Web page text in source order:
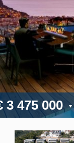
3 475 000